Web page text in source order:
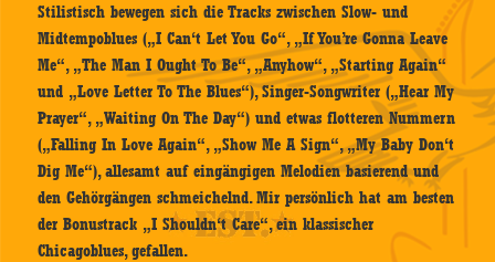
Stilistisch bewegen sich die Tracks zwischen Slow- und
Midtempoblues („I Can‘t Let You Go“, „If You’re Gonna Leave
Me“, „The Man I Ought To Be“, „Anyhow“, „Starting Again“
und „Love Letter To The Blues“), Singer-Songwriter („Hear My
Prayer“, „Waiting On The Day“) und etwas flotteren Nummern
(„Falling In Love Again“, „Show Me A Sign“, „My Baby Don‘t
Dig Me“), allesamt auf eingängigen Melodien basierend und
den Gehörgängen schmeichelnd. Mir persönlich hat am besten
der Bonustrack „I Shouldn‘t Care“, ein klassischer
Chicagoblues, gefallen.